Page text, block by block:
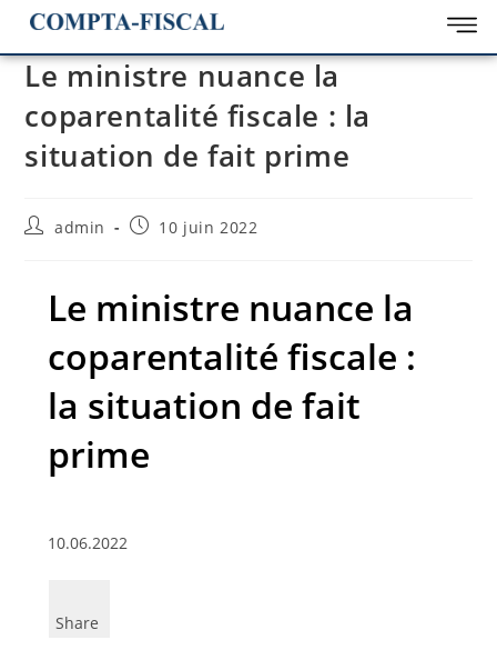
Le ministre nuance la
coparentalité fiscale : la
situation de fait prime
admin 10 juin 2022
Le ministre nuance la
coparentalité fiscale :
la situation de fait
prime
10.06.2022
Share